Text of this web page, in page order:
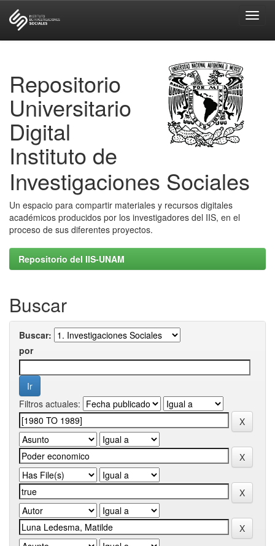
Repositorio
Universitario
Digital
Instituto de
Investigaciones Sociales
Un espacio para compartir materiales y recursos digitales
académicos producidos por los investigadores del IIS, en el
proceso de sus diferentes proyectos.
Repositorio del IIS-UNAM
Buscar
Buscar:
por
Filtros actuales: